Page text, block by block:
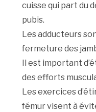
cuisse qui part du
pubis.
Les adducteurs
fermeture des
Il est important
des efforts
Les exercices
fémur visent à